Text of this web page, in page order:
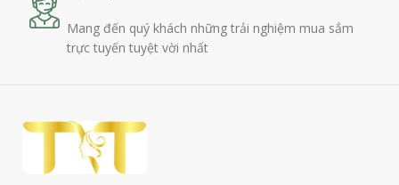
Mang đến quý khách những trải nghiệm mua sắm
trực tuyến tuyệt vời nhất